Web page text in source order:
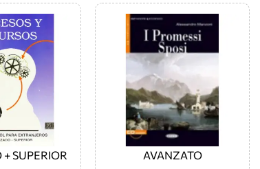
SUPERIOR AVANZATO